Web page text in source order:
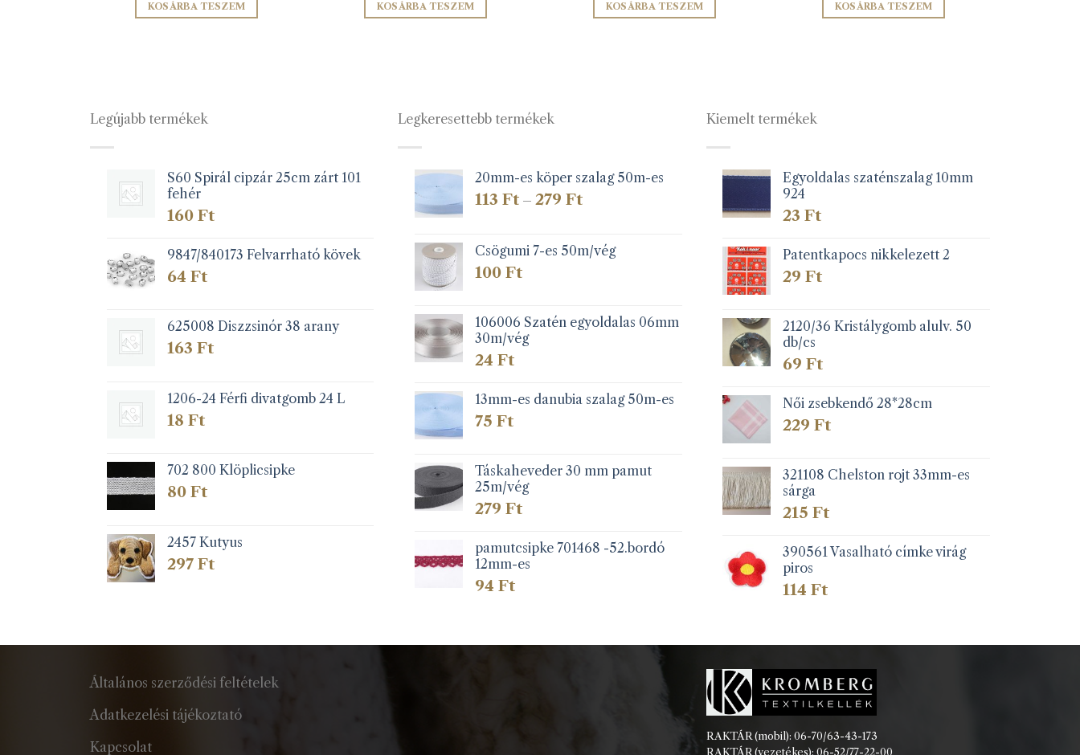
KOSÁRBA TESZEM KOSÁRBA TESZEM KOSÁRBA TESZEM KOSÁRBA TESZEM
Legújabb termékek
S60 Spirál cipzár 25cm zárt 101
fehér
160 Ft
9847/840173 Felvarrható kövek
64 Ft
625008 Diszzsinór 38 arany
163 Ft
1206-24 Férfi divatgomb 24 L
18 Ft
702 800 Klöplicsipke
80 Ft
2457 Kutyus
297 Ft
Legkeresettebb termékek
20mm-es köper szalag 50m-es
113Ft – 279FtÁrtartomány:
279 Ft
Csögumi 7-es 50m/vég
100Ft
106006 Szatén egyoldalas 06mm
30m/vég
24Ft
13mm-es danubia szalag 50m-es
75Ft
Táskaheveder 30 mm pamut
25m/vég
279Ft
pamutcsipke 701468 -52.bordó
12mm-es
94Ft
Kiemelt termékek
Egyoldalas szaténszalag 10mm
924
23Ft
Patentkapocs nikkelezett 2
29Ft
2120/36 Kristálygomb alulv. 50
db/cs
69Ft
Női zsebkendő 28*28cm
229Ft
321108 Chelston rojt 33mm-es
sárga
215Ft
390561 Vasalható címke virág
piros
114Ft
Általános szerződési feltételek
Adatkezelési tájékoztató
Kapcsolat
RAKTÁR (mobil): 06-70/63-43-173
RAKTÁR (vezetékes): 06-52/77-22-00